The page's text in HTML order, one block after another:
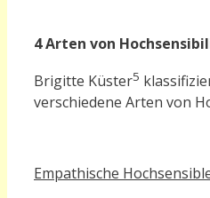
4 Arten von
Brigitte Küster5
verschiedene Arten von
Empathische